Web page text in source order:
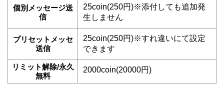
個別メッセージ送
信
25coin(250円)※添付しても追加発
生しません
プリセットメッセ
送信
25coin(250円)※すれ違いにて設定
できます
リミット解除/永久
無料
2000coin(20000円)